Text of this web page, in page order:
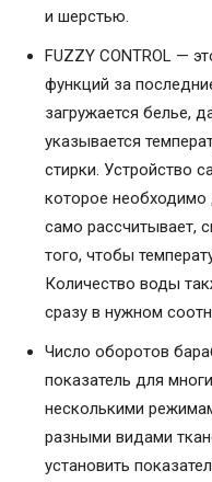
и шерстью.
FUZZY CONTROL —
функций за
загружается белье,
указывается
стирки. Устройство
которое
само рассчитывает,
того, чтобы
Количество воды
сразу в нужном
Число оборотов
показатель для
несколькими
разными видами
установить